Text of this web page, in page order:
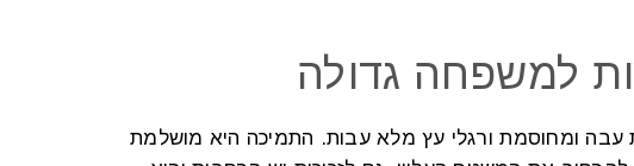
למשפחה גדולה
עבה ומחוסמת ורגלי עץ מלא עבות. התמיכה היא מושלמת